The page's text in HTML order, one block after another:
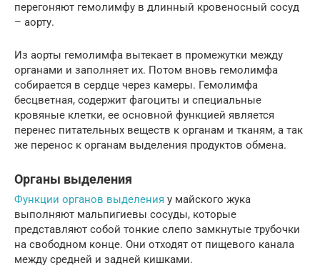
перегоняют гемолимфу в длинный кровеносный сосуд
– аорту.
Из аорты гемолимфа вытекает в промежутки между
органами и заполняет их. Потом вновь гемолимфа
собирается в сердце через камеры. Гемолимфа
бесцветная, содержит фагоциты и специальные
кровяные клетки, ее основной функцией является
перенес питательных веществ к органам и тканям, а так
же перенос к органам выделения продуктов обмена.
Органы выделения
Функции органов выделения у майского жука
выполняют мальпигиевы сосуды, которые
представляют собой тонкие слепо замкнутые трубочки
на свободном конце. Они отходят от пищевого канала
между средней и задней кишками.